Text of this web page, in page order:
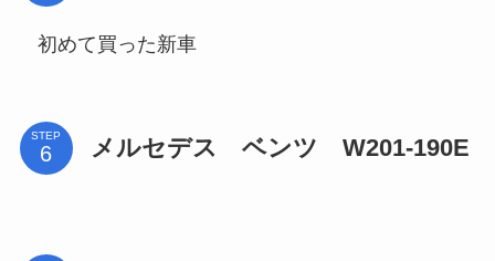
初めて買った新車
STEP メルセデス ベンツ W201-190E